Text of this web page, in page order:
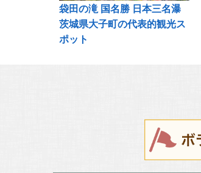
袋田の滝 国名勝 日本三名瀑
茨城県大子町の代表的観光ス
ポット